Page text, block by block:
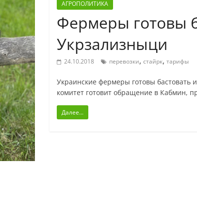
АГРОПОЛИТИКА
Фермеры готовы
Укрзализныци
24.10.2018 перевозки, стайрк, тарифы
Украинские фермеры готовы
комитет готовит обращение в Кабмин,
Далее...